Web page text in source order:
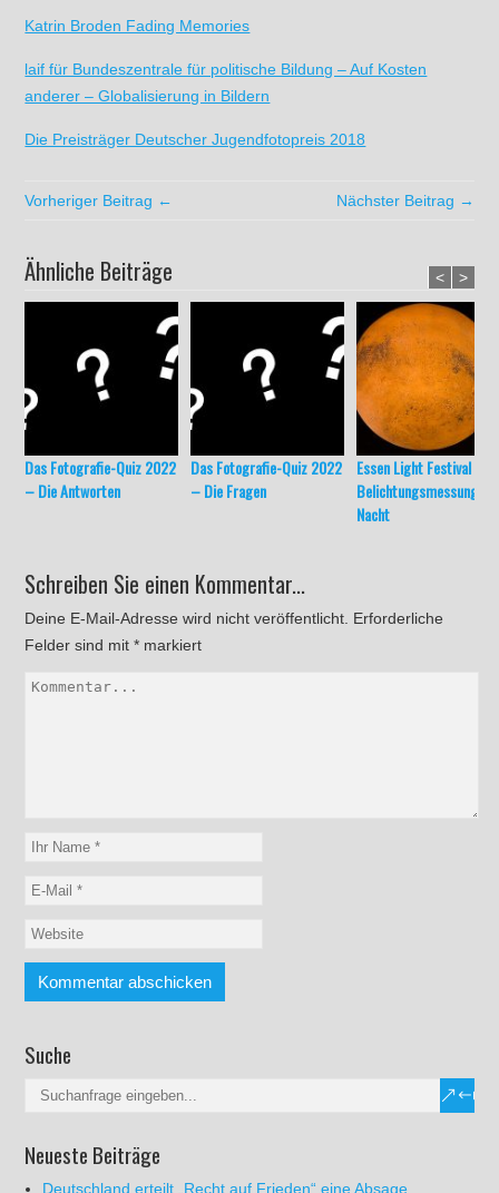
Katrin Broden Fading Memories
laif für Bundeszentrale für politische Bildung – Auf Kosten
anderer – Globalisierung in Bildern
Die Preisträger Deutscher Jugendfotopreis 2018
Vorheriger Beitrag ← Nächster Beitrag →
Ähnliche Beiträge
Das Fotografie-Quiz 2022
– Die Antworten
Das Fotografie-Quiz 2022
– Die Fragen
Essen Light Festival und
Belichtungsmessung bei
Nacht
< >
Schreiben Sie einen Kommentar...
Deine E-Mail-Adresse wird nicht veröffentlicht. Erforderliche
Felder sind mit* markiert
Suche
Neueste Beiträge
Deutschland erteilt „Recht auf Frieden“ eine Absage